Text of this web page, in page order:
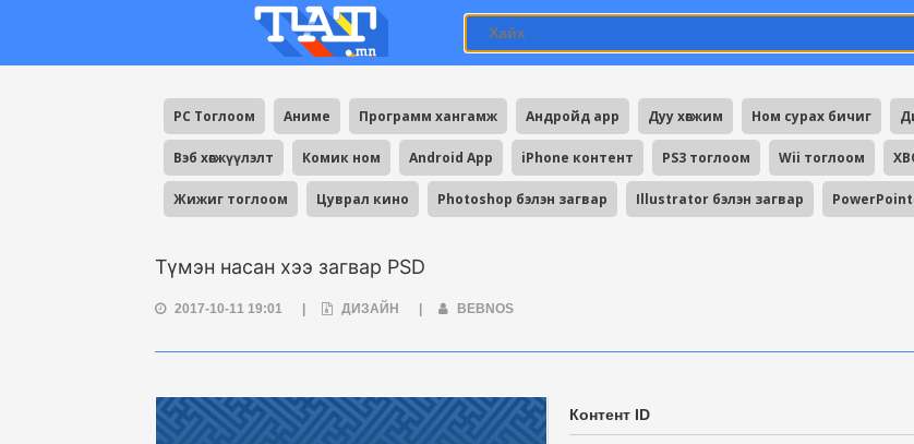
PC Тоглоом Аниме Программ хангамж Андройд app Дуу хөгжим Ном сурах бичиг
Вэб хөгжүүлэлт Комик ном Android App iPhone контент PS3 тоглоом Wii тоглоом
Жижиг тоглоом Цуврал кино Photoshop бэлэн загвар Illustrator бэлэн загвар PowerPoint
Түмэн насан хээ загвар PSD
2017-10-11 19:01 ДИЗАЙН BEBNOS
Контент ID